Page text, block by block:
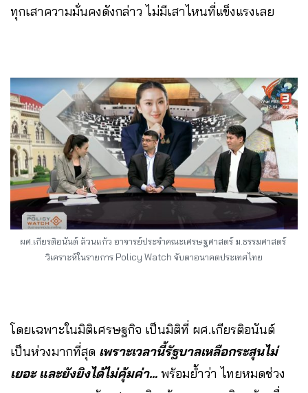
ทุกเสาความมั่นคงดังกล่าว ไม่มีเสาไหนที่แข็งแรงเลย
ผศ.เกียรติอนันต์ ล้วนแก้ว อาจารย์ประจำคณะเศรษฐศาสตร์ ม.ธรรมศาสตร์
วิเคราะห์ในรายการ Policy Watch จับตาอนาคตประเทศไทย
โดยเฉพาะในมิติเศรษฐกิจ เป็นมิติที่ ผศ.เกียรติอนันต์
เป็นห่วงมากที่สุด เพราะเวลานี้รัฐบาลเหลือกระสุนไม่
เยอะ และยังยิงได้ไม่คุ้มค่า… พร้อมย้ำว่า ไทยหมดช่วง